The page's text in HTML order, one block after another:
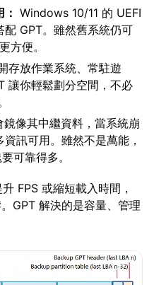
Windows 10/11 的 UEFI
GPT。雖然舊系統仍可
方便。
存放作業系統、常駐遊
讓你輕鬆劃分空間，不必
鏡像其中繼資料，當系統崩
訊可用。雖然不是萬能，
可靠得多。
FPS 或縮短載入時間，
GPT 解決的是容量、管理